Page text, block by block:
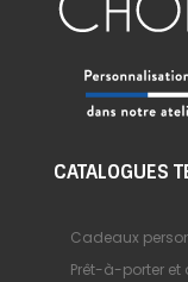
CATALOGUES
Cadeaux
Prêt-à-porter et